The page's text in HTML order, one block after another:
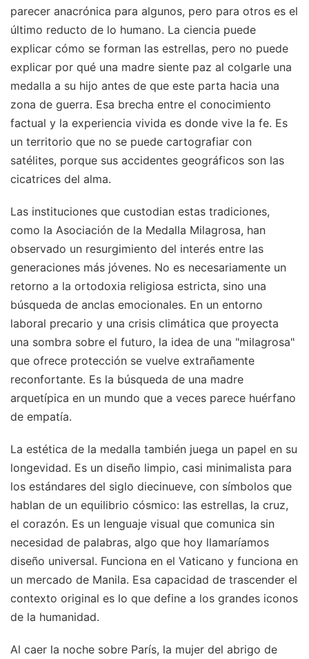
parecer anacrónica para algunos, pero para otros es el
último reducto de lo humano. La ciencia puede
explicar cómo se forman las estrellas, pero no puede
explicar por qué una madre siente paz al colgarle una
medalla a su hijo antes de que este parta hacia una
zona de guerra. Esa brecha entre el conocimiento
factual y la experiencia vivida es donde vive la fe. Es
un territorio que no se puede cartografiar con
satélites, porque sus accidentes geográficos son las
cicatrices del alma.
Las instituciones que custodian estas tradiciones,
como la Asociación de la Medalla Milagrosa, han
observado un resurgimiento del interés entre las
generaciones más jóvenes. No es necesariamente un
retorno a la ortodoxia religiosa estricta, sino una
búsqueda de anclas emocionales. En un entorno
laboral precario y una crisis climática que proyecta
una sombra sobre el futuro, la idea de una "milagrosa"
que ofrece protección se vuelve extrañamente
reconfortante. Es la búsqueda de una madre
arquetípica en un mundo que a veces parece huérfano
de empatía.
La estética de la medalla también juega un papel en su
longevidad. Es un diseño limpio, casi minimalista para
los estándares del siglo diecinueve, con símbolos que
hablan de un equilibrio cósmico: las estrellas, la cruz,
el corazón. Es un lenguaje visual que comunica sin
necesidad de palabras, algo que hoy llamaríamos
diseño universal. Funciona en el Vaticano y funciona en
un mercado de Manila. Esa capacidad de trascender el
contexto original es lo que define a los grandes iconos
de la humanidad.
Al caer la noche sobre París, la mujer del abrigo de